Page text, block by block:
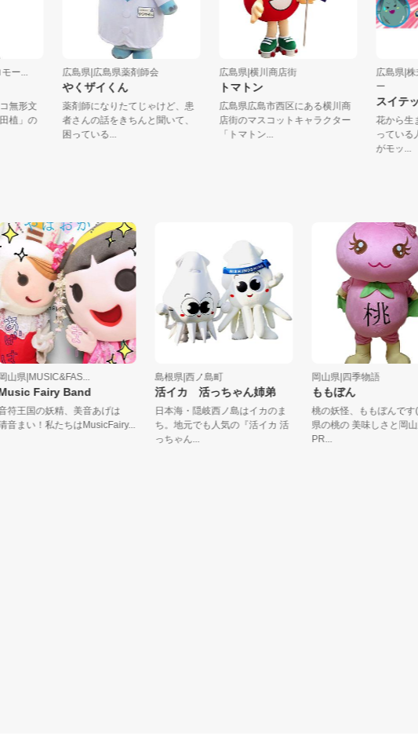
ロモー...
スコ無形文
花田植」の
広島県|広島県薬剤師会
やくザイくん
薬剤師になりたてじゃけど、患
者さんの話をきちんと聞いて、
困っている...
広島県|横川商店街
トマトン
広島県広島市西区にある横川商
店街のマスコットキャラクター
「トマトン...
広島
スイ
花か
って
がモ
県|MUSIC&FAS...
Fairy Band
王国の妖精、美音あげは
まい！私たちはMusicFairy...
島根県|西ノ島町
活イカ 活っちゃん姉弟
日本海・隠岐西ノ島はイカのま
ち。地元でも人気の『活イカ 活
っちゃん...
岡山県|四季物語
ももぼん
桃の妖怪、ももぼんです(^^)
県の桃の 美味しさと岡山県を
PR...